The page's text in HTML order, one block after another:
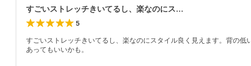
すごいストレッチきいてるし、楽なのにス…
5
すごいストレッチきいてるし、楽なのにスタイル良く見えます。背の
あってもいいかも。